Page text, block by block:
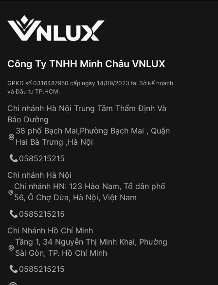
Từ khóa SEO:
Thời gian vận chuyển trung bình: 3 – 5 ngày
làm việc
Áp dụng cho tất cả tỉnh thành trên toàn quốc
Thời gian tính từ khi xác nhận đơn hàng thành
công
Hotline: 0585 215 215
Từ khóa SEO:
Khách hàng kiểm tra và thanh toán trực tiếp
Sử dụng sai cách như:
Tiếp xúc với hóa chất, chất tẩy rửa
Đeo đồng hồ khi tắm nước nóng, xông
Đồng hồ bị hư hỏng do:
Tai nạn hoặc tác động từ bên ngoài
Hao mòn tự nhiên theo thời gian:
Dây đeo
Sản phẩm đã bị:
Tự ý sửa chữa
thống VNLUX
Đảm bảo quyền lợi khách hàng
Đồng hành cùng khách hàng trong suốt quá
trình sử dụng
Công Ty TNHH Minh Châu VNLUX
GPKD số 0316487950 cấp ngày 14/09/2023 tại Sở kế hoạch
và Đầu tư TP.HCM.
Chi nhánh Hà Nội Trung Tâm Thẩm Định Và
Bảo Dưỡng
38 phố Bạch Mai,Phường Bạch Mai , Quận
Hai Bà Trưng ,Hà Nội
0585215215
Chi nhánh Hà Nội
Chi nhánh HN: 123 Hào Nam, Tổ dân phố
56, Ô Chợ Dừa, Hà Nội, Việt Nam
0585215215
Chi Nhánh Hồ Chí Minh
Tầng 1, 34 Nguyễn Thị Minh Khai, Phường
Sài Gòn, TP. Hồ Chí Minh
0585215215